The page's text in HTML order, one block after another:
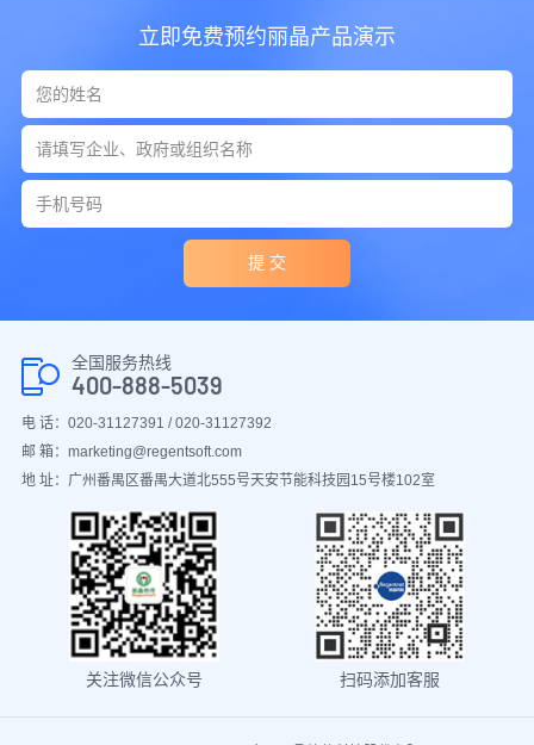
立即免费预约丽晶产品演示
提 交
全国服务热线
400-888-5039
电 话：020-31127391 / 020-31127392
邮 箱：marketing@regentsoft.com
地 址：广州番禺区番禺大道北555号天安节能科技园15号楼102室
关注微信公众号 扫码添加客服